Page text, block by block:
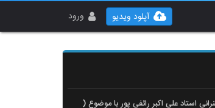
ورود آپلود ویدیو
استاد علی اکبر رائفی پور با موضوع (
استاد علی اکبر رائفی پور با موضوع (
استاد علی اکبر رائفی پور با موضوع (